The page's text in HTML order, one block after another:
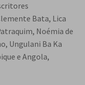
Bata, Lica
Noémia de
Ungulani Ba Ka
e Angola,